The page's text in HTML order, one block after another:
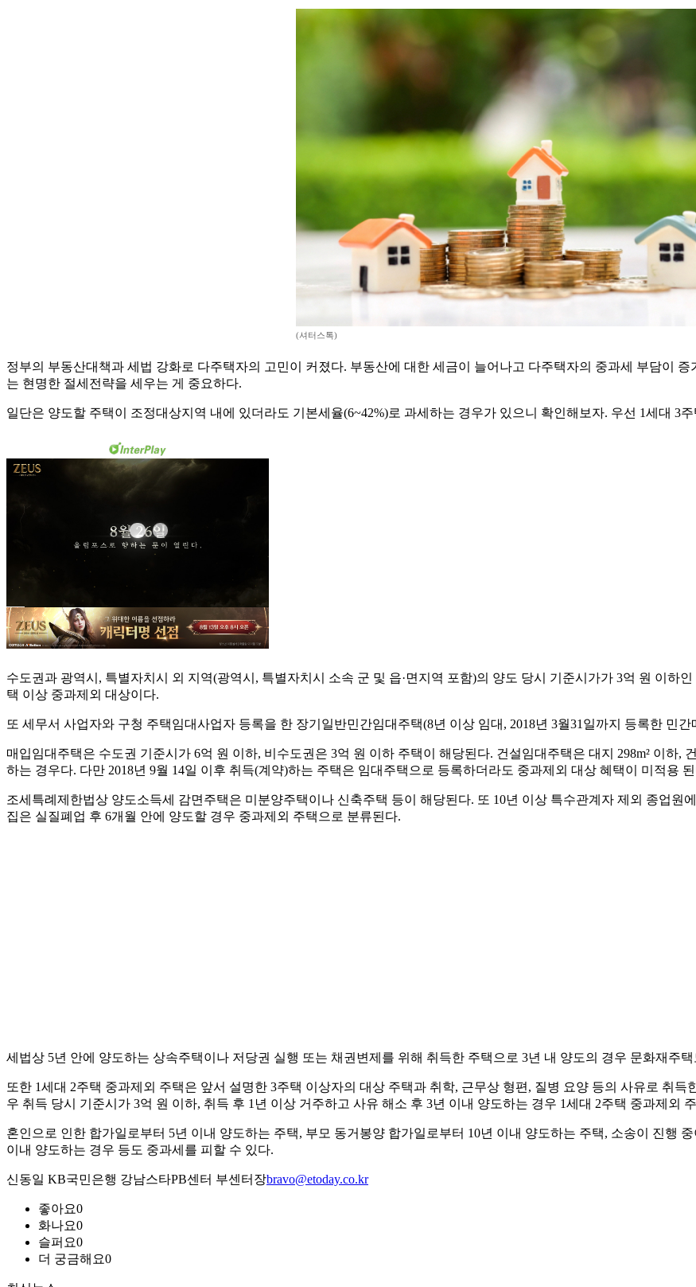
(셔터스톡)
정부의 부동산대책과 세법 강화로 다주택자의 고민이 커졌다. 부동산에 대한 세금이 늘어나고 다주택자의 중과세 부담이
는 현명한 절세전략을 세우는 게 중요하다.
일단은 양도할 주택이 조정대상지역 내에 있더라도 기본세율(6~42%)로 과세하는 경우가 있으니 확인해보자. 우선 1세대 3
수도권과 광역시, 특별자치시 외 지역(광역시, 특별자치시 소속 군 및 읍·면지역 포함)의 양도 당시 기준시가가 3억 원 이하
택 이상 중과제외 대상이다.
또 세무서 사업자와 구청 주택임대사업자 등록을 한 장기일반민간임대주택(8년 이상 임대, 2018년 3월31일까지 등록한 민
매입임대주택은 수도권 기준시가 6억 원 이하, 비수도권은 3억 원 이하 주택이 해당된다. 건설임대주택은 대지 298m² 이하,
하는 경우다. 다만 2018년 9월 14일 이후 취득(계약)하는 주택은 임대주택으로 등록하더라도 중과제외 대상 혜택이 미적용
조세특례제한법상 양도소득세 감면주택은 미분양주택이나 신축주택 등이 해당된다. 또 10년 이상 특수관계자 제외 종업원
집은 실질폐업 후 6개월 안에 양도할 경우 중과제외 주택으로 분류된다.
세법상 5년 안에 양도하는 상속주택이나 저당권 실행 또는 채권변제를 위해 취득한 주택으로 3년 내 양도의 경우 문화재주
또한 1세대 2주택 중과제외 주택은 앞서 설명한 3주택 이상자의 대상 주택과 취학, 근무상 형편, 질병 요양 등의 사유로 취득
우 취득 당시 기준시가 3억 원 이하, 취득 후 1년 이상 거주하고 사유 해소 후 3년 이내 양도하는 경우 1세대 2주택 중과제외
혼인으로 인한 합가일로부터 5년 이내 양도하는 주택, 부모 동거봉양 합가일로부터 10년 이내 양도하는 주택, 소송이 진행
이내 양도하는 경우 등도 중과세를 피할 수 있다.
신동일 KB국민은행 강남스타PB센터 부센터장bravo@etoday.co.kr
좋아요0
화나요0
슬퍼요0
더 궁금해요0